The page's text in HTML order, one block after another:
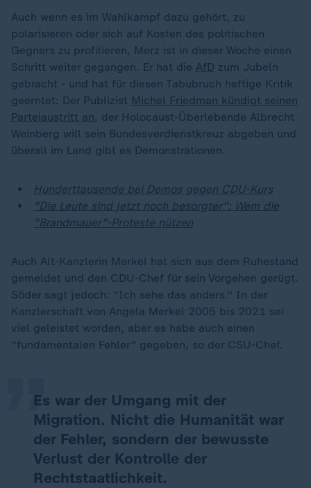
Auch wenn es im Wahlkampf dazu gehört, zu
polarisieren oder sich auf Kosten des politischen
Gegners zu profilieren, Merz ist in dieser Woche einen
Schritt weiter gegangen. Er hat die AfD zum Jubeln
gebracht - und hat für diesen Tabubruch heftige Kritik
geerntet: Der Publizist Michel Friedman kündigt seinen
Parteiaustritt an, der Holocaust-Überlebende Albrecht
Weinberg will sein Bundesverdienstkreuz abgeben und
überall im Land gibt es Demonstrationen.
Hunderttausende bei Demos gegen CDU-Kurs
"Die Leute sind jetzt noch besorgter": Wem die
"Brandmauer"-Proteste nützen
Auch Alt-Kanzlerin Merkel hat sich aus dem Ruhestand
gemeldet und den CDU-Chef für sein Vorgehen gerügt.
Söder sagt jedoch: "Ich sehe das anders." In der
Kanzlerschaft von Angela Merkel 2005 bis 2021 sei
viel geleistet worden, aber es habe auch einen
"fundamentalen Fehler" gegeben, so der CSU-Chef.
Es war der Umgang mit der
Migration. Nicht die Humanität war
der Fehler, sondern der bewusste
Verlust der Kontrolle der
Rechtstaatlichkeit.
„